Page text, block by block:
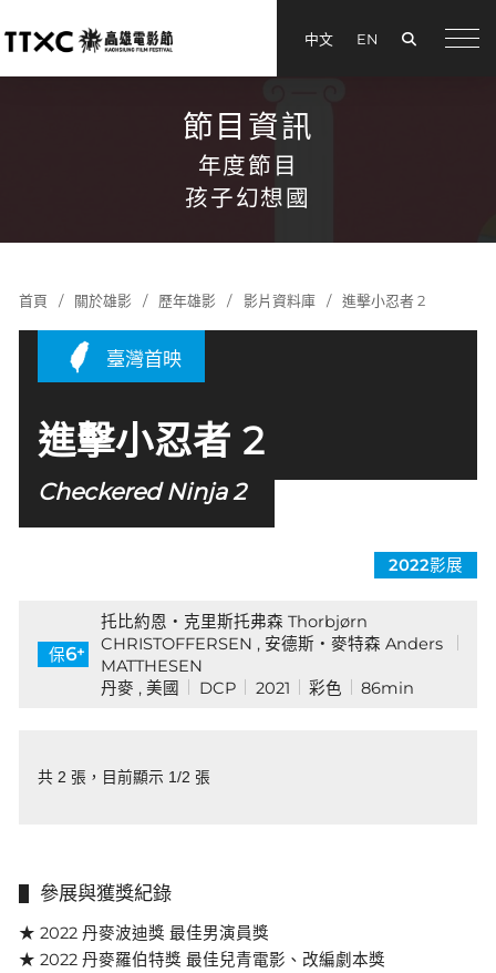
中文 EN
節目資訊
年度節目
孩子幻想國
首頁 關於雄影 歷年雄影 影片資料庫 進擊小忍者 2
臺灣首映
進擊小忍者 2
Checkered Ninja 2
2022影展
保6+
托比約恩・克里斯托弗森 Thorbjørn
CHRISTOFFERSEN , 安德斯・麥特森 Anders
MATTHESEN
丹麥 , 美國
DCP 2021 彩色 86min
共 2 張，目前顯示 1/2 張
參展與獲獎紀錄
★ 2022 丹麥波迪獎 最佳男演員獎
★ 2022 丹麥羅伯特獎 最佳兒青電影、改編劇本獎